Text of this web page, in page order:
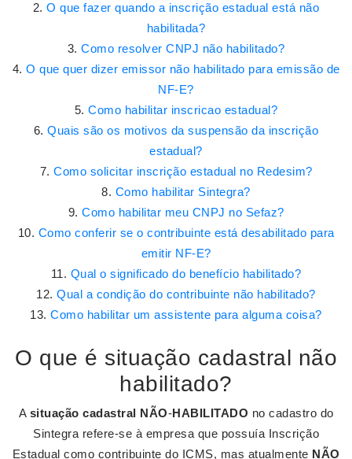
O que fazer quando a inscrição estadual está não
habilitada?
Como resolver CNPJ não habilitado?
O que quer dizer emissor não habilitado para emissão de
NF-E?
Como habilitar inscricao estadual?
Quais são os motivos da suspensão da inscrição
estadual?
Como solicitar inscrição estadual no Redesim?
Como habilitar Sintegra?
Como habilitar meu CNPJ no Sefaz?
Como conferir se o contribuinte está desabilitado para
emitir NF-E?
Qual o significado do benefício habilitado?
Qual a condição do contribuinte não habilitado?
Como habilitar um assistente para alguma coisa?
O que é situação cadastral não
habilitado?
A situação cadastral NÃO-HABILITADO no cadastro do
Sintegra refere-se à empresa que possuía Inscrição
Estadual como contribuinte do ICMS, mas atualmente NÃO